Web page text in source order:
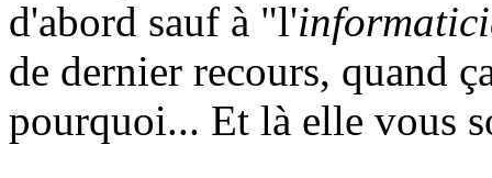
d'abord sauf à "l'
de dernier recours, quand
pourquoi... Et là elle vous